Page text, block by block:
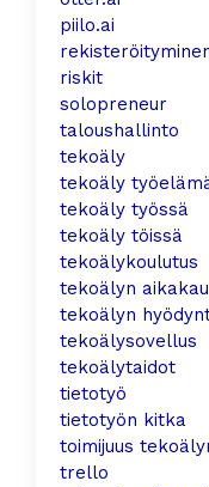
piilo.ai
riskit
solopreneur
taloushallinto
tekoäly
tekoäly
tekoäly työssä
tekoäly töissä
tekoälykoulutus
tekoälyn
tekoälyn
tekoälysovellus
tekoälytaidot
tietotyö
tietotyön kitka
toimijuus
trello